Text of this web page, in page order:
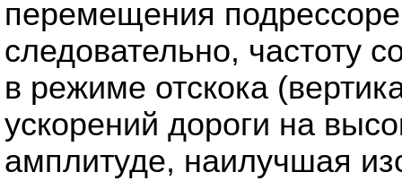
перемещения
следовательно, частоту
в режиме отскока
ускорений дороги на
амплитуде, наилучшая